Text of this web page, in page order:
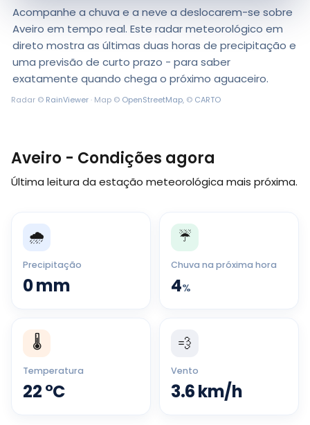
Acompanhe a chuva e a neve a deslocarem-se sobre
Aveiro em tempo real. Este radar meteorológico em
direto mostra as últimas duas horas de precipitação e
uma previsão de curto prazo - para saber
exatamente quando chega o próximo aguaceiro.
Radar © RainViewer· Map © OpenStreetMap, © CARTO
Aveiro - Condições agora
Última leitura da estação meteorológica mais próxima.
🌧️
Precipitação
0mm
☔
Chuva na próxima hora
4%
🌡️
Temperatura
22°C
💨
Vento
3.6km/h